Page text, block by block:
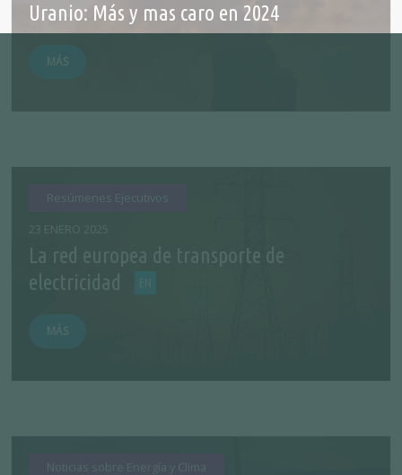
Uranio: Más y mas caro en 2024
MÁS
Resúmenes Ejecutivos
23 ENERO 2025
La red europea de transporte de
electricidad
MÁS
Noticias sobre Energía y Clima